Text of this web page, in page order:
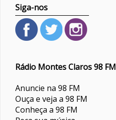
Siga-nos
Rádio Montes Claros 98 FM
Anuncie na 98 FM
Ouça e veja a 98 FM
Conheça a 98 FM